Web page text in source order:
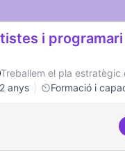
a tots nivells que
i
Treballem el pla estratègic
2 anys
Formació i